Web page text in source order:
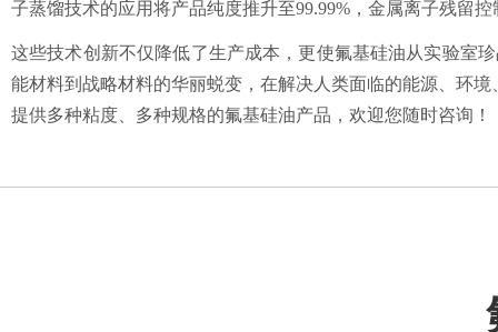
子蒸馏技术的应用将产品纯度推升至99.99%，金属离子残留
这些技术创新不仅降低了生产成本，更使氟基硅油从实验室
能材料到战略材料的华丽蜕变，在解决人类面临的能源、环
提供多种粘度、多种规格的氟基硅油产品，欢迎您随时咨询！